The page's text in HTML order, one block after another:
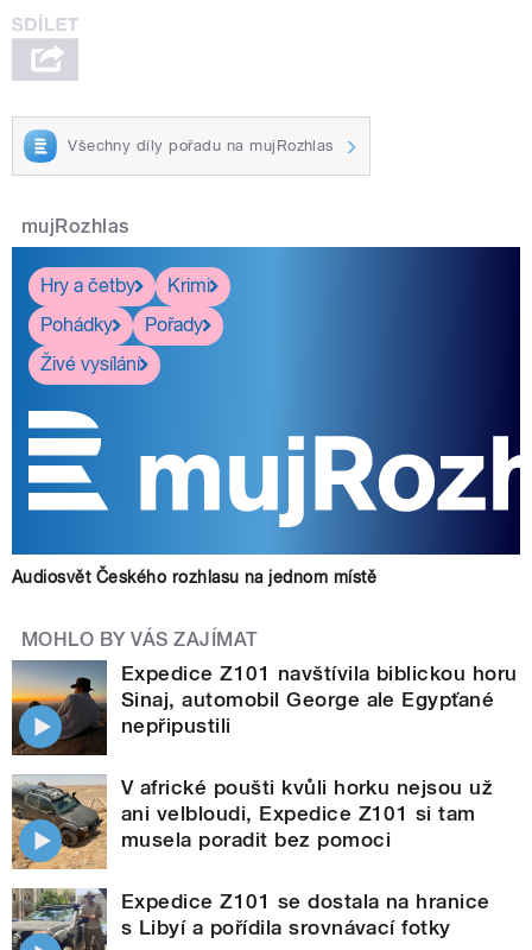
Všechny díly pořadu na mujRozhlas
mujRozhlas
Hry a četby
Krimi
Pohádky
Pořady
Živé vysílání
Audiosvět Českého rozhlasu na jednom místě
MOHLO BY VÁS ZAJÍMAT
Expedice Z101 navštívila biblickou horu
Sinaj, automobil George ale Egypťané
nepřipustili
V africké poušti kvůli horku nejsou už
ani velbloudi, Expedice Z101 si tam
musela poradit bez pomoci
Expedice Z101 se dostala na hranice
s Libyí a pořídila srovnávací fotky